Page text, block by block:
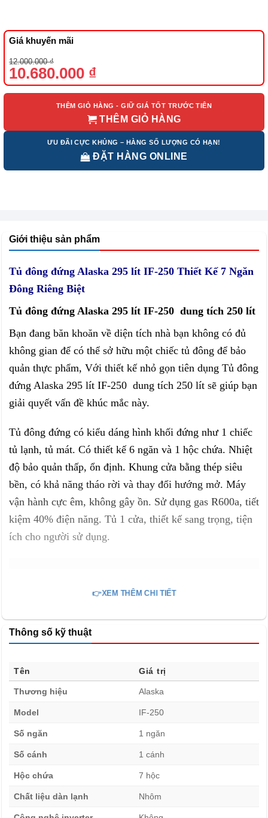
Giá khuyến mãi
12.000.000₫
Giá
gốc
là:
10.680.000 ₫
Giá
hiện
tại
THÊM GIỎ HÀNG - GIỮ GIÁ TỐT TRƯỚC TIÊN
THÊM GIỎ HÀNG
ƯU ĐÃI CỰC KHỦNG – HÀNG SỐ LƯỢNG CÓ HẠN!
ĐẶT HÀNG ONLINE
Giới thiệu sản phẩm
Tủ đông đứng Alaska 295 lít IF-250 Thiết Kế 7 Ngăn
Đông Riêng Biệt
Tủ đông đứng Alaska 295 lít IF-250 dung tích 250 lít
Bạn đang băn khoăn về diện tích nhà bạn không có đủ
không gian để có thể sở hữu một chiếc tủ đông để bảo
quản thực phẩm, Với thiết kế nhỏ gọn tiên dụng Tủ đông
đứng Alaska 295 lít IF-250 dung tích 250 lít sẽ giúp bạn
giải quyết vấn đề khúc mắc này.
Tủ đông đứng có kiểu dáng hình khối đứng như 1 chiếc
tủ lạnh, tủ mát. Có thiết kế 6 ngăn và 1 hộc chứa. Nhiệt
độ bảo quản thấp, ổn định. Khung cửa bằng thép siêu
bền, có khả năng tháo rời và thay đổi hướng mở. Máy
vận hành cực êm, không gây ồn. Sử dụng gas R600a, tiết
kiệm 40% điện năng. Tủ 1 cửa, thiết kế sang trọng, tiện
ích cho người sử dụng.
👉XEM THÊM CHI TIẾT
Thông số kỹ thuật
Tên Giá trị
Thương hiệu Alaska
Model IF-250
Số ngăn 1 ngăn
Số cánh 1 cánh
Hộc chứa 7 hộc
Chất liệu dàn lạnh Nhôm